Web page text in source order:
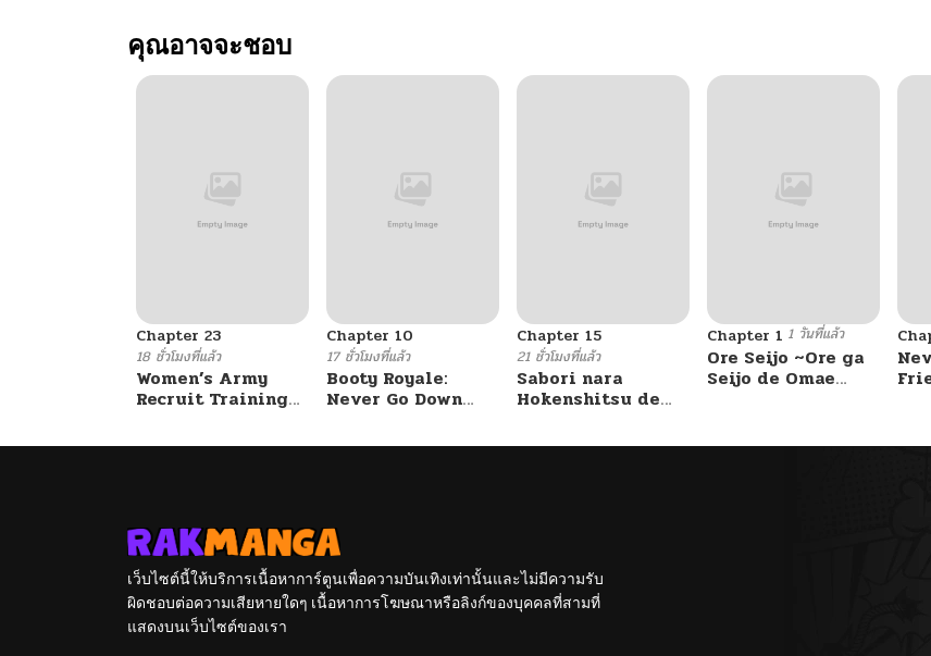
คุณอาจจะชอบ
Chapter 23
18 ชั่วโมงที่แล้ว
Women’s Army
Recruit Training
Chapter 10
17 ชั่วโมงที่แล้ว
Booty Royale:
Never Go Down
Chapter 15
21 ชั่วโมงที่แล้ว
Sabori nara
Hokenshitsu de
Chapter 1 1 วันที่แล้ว
Ore Seijo ~Ore ga
Seijo de Omae
Otome Game
เว็บไซต์นี้ให้บริการเนื้อหาการ์ตูนเพื่อความบันเทิงเท่านั้นและไม่มีความรับ
ผิดชอบต่อความเสียหายใดๆ เนื้อหาการโฆษณาหรือลิงก์ของบุคคลที่สามที่
แสดงบนเว็บไซต์ของเรา